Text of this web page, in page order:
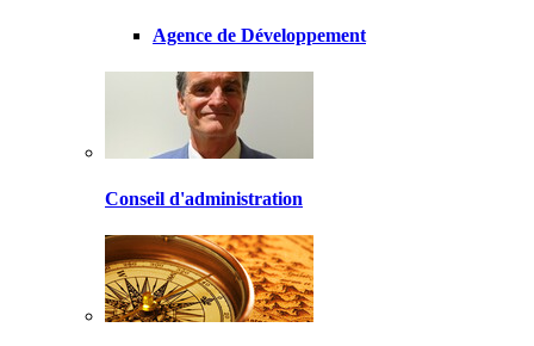
Agence de Développement
Conseil d'administration